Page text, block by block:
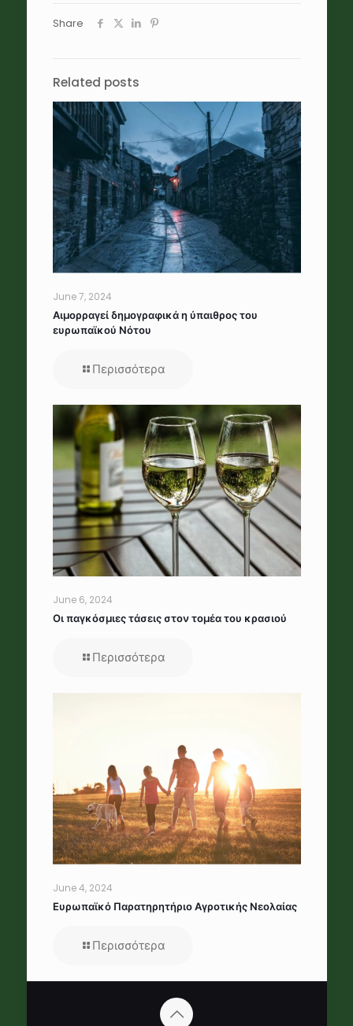
Share
Related posts
June 7, 2024
Αιμορραγεί δημογραφικά η ύπαιθρος του
ευρωπαϊκού Νότου
Περισσότερα
June 6, 2024
Οι παγκόσμιες τάσεις στον τομέα του κρασιού
Περισσότερα
June 4, 2024
Ευρωπαϊκό Παρατηρητήριο Αγροτικής Νεολαίας
Περισσότερα